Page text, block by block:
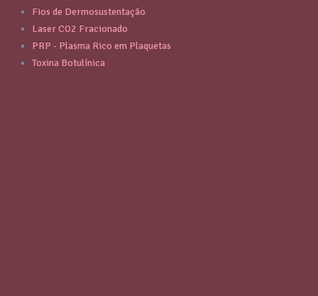
Fios de Dermosustentação
Laser CO2 Fracionado
PRP - Plasma Rico em Plaquetas
Toxina Botulínica